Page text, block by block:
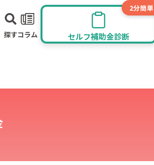
探すコラム
2分簡単
セルフ補助金診断